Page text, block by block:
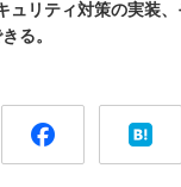
リティ対策の実装
る。